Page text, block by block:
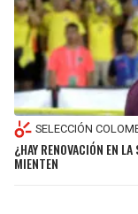
SELECCIÓN
¿HAY RENOVACIÓN EN
MIENTEN